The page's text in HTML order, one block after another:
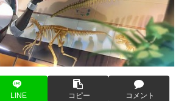
LINE コピー コメント